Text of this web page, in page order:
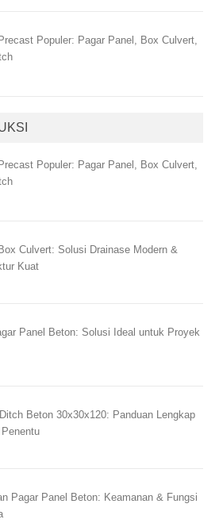
Populer: Pagar Panel, Box Culvert,
Populer: Pagar Panel, Box Culvert,
Culvert: Solusi Drainase Modern &
Kuat
Panel Beton: Solusi Ideal untuk Proyek
Beton 30x30x120: Panduan Lengkap
Pagar Panel Beton: Keamanan & Fungsi